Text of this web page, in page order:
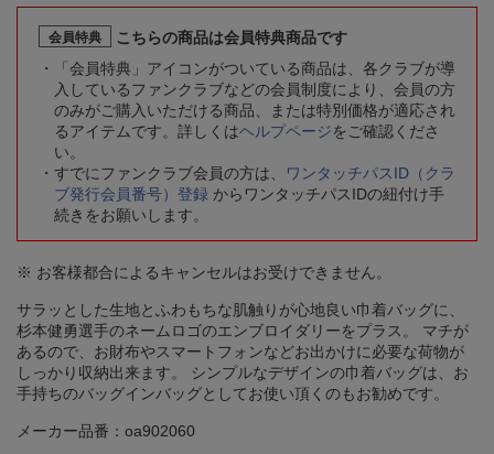
会員特典
こちらの商品は会員特典商品です
「会員特典」アイコンがついている商品は、各クラブが導
入しているファンクラブなどの会員制度により、会員の方
のみがご購入いただける商品、または特別価格が適応され
るアイテムです。詳しくはヘルプページをご確認くださ
い。
すでにファンクラブ会員の方は、
ワンタッチパスID（クラ
ブ発行会員番号）登録 からワンタッチパスIDの紐付け手
続きをお願いします。
※ お客様都合によるキャンセルはお受けできません。
サラッとした生地とふわもちな肌触りが心地良い巾着バッグに、
杉本健勇選手のネームロゴのエンブロイダリーをプラス。 マチが
あるので、お財布やスマートフォンなどお出かけに必要な荷物が
しっかり収納出来ます。 シンプルなデザインの巾着バッグは、お
手持ちのバッグインバッグとしてお使い頂くのもお勧めです。
メーカー品番：oa902060